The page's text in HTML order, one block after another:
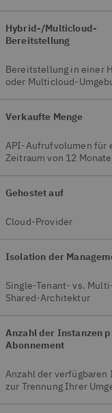
Hybrid-/Multicloud-
Bereitstellung
Bereitstellung in einer
oder Multicloud-
Verkaufte Menge
API-Aufrufvolumen für
Zeitraum von 12
Gehostet auf
Cloud-Provider
Isolation der
Single-Tenant- vs.
Shared-Architektur
Anzahl der Instanzen
Abonnement
Anzahl der verfügbaren
zur Trennung Ihrer